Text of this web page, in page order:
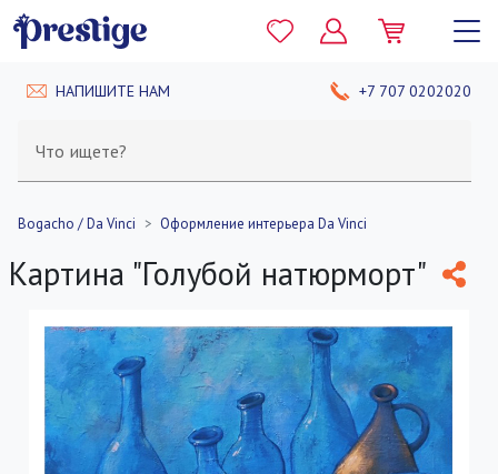
НАПИШИТЕ НАМ +7 707 0202020
Что ищете?
Bogacho / Da Vinci Оформление интерьера Da Vinci
Картина "Голубой натюрморт"